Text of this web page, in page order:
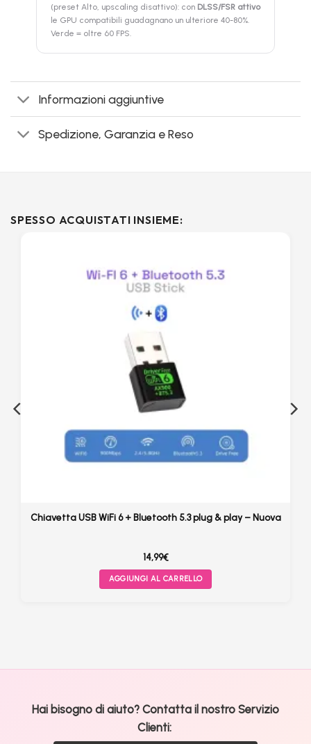
(preset Alto, upscaling disattivo): con DLSS/FSR attivo
le GPU compatibili guadagnano un ulteriore 40-80%.
Verde = oltre 60 FPS.
Informazioni aggiuntive
Spedizione, Garanzia e Reso
SPESSO ACQUISTATI INSIEME:
Chiavetta USB WiFi 6 + Bluetooth 5.3 plug & play – Nuova
14,99€
AGGIUNGI AL CARRELLO
Hai bisogno di aiuto? Contatta il nostro Servizio
Clienti: